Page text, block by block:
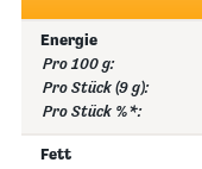
Energie
Fett